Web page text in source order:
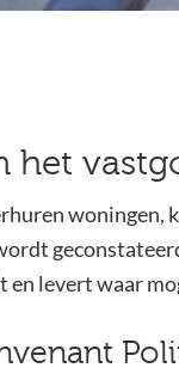
het
woningen,
levert waar